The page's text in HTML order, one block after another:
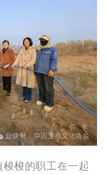
梭梭的职工在一起